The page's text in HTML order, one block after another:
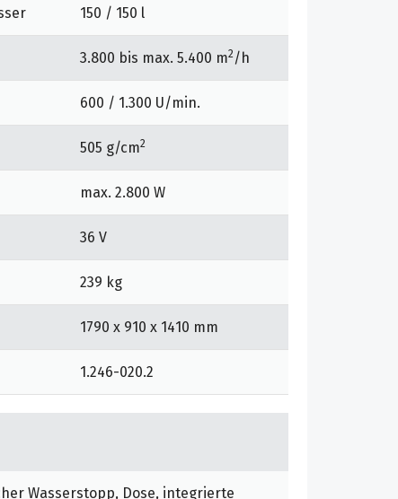
150 / 150 l
3.800 bis max. 5.400 m2/h
600 / 1.300 U/min.
505 g/cm2
max. 2.800 W
36 V
239 kg
1790 x 910 x 1410 mm
1.246-020.2
Wasserstopp, Dose, integrierte